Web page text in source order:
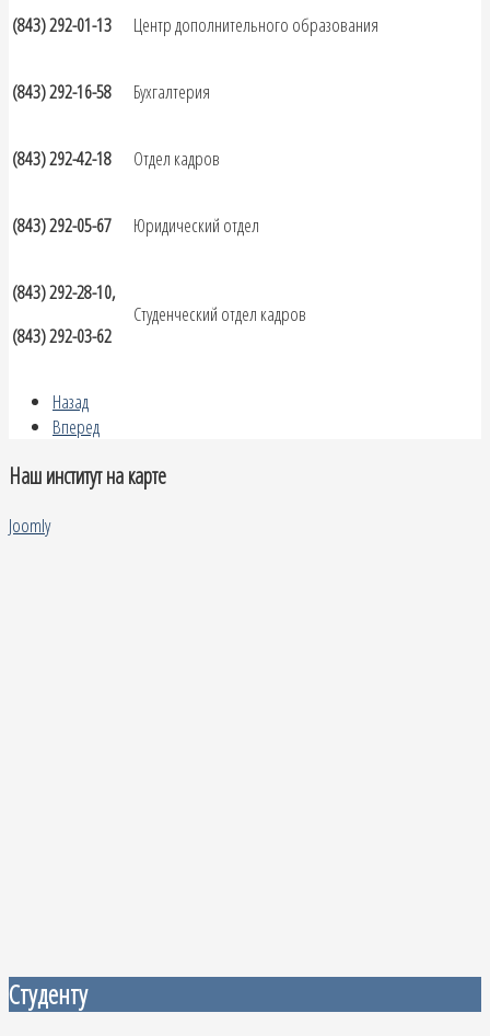
(843) 292-01-13 Центр дополнительного образования
(843) 292-16-58 Бухгалтерия
(843) 292-42-18 Отдел кадров
(843) 292-05-67 Юридический отдел
(843) 292-28-10,
(843) 292-03-62
Студенческий отдел кадров
Назад
Вперед
Наш институт на карте
Joomly
Студенту